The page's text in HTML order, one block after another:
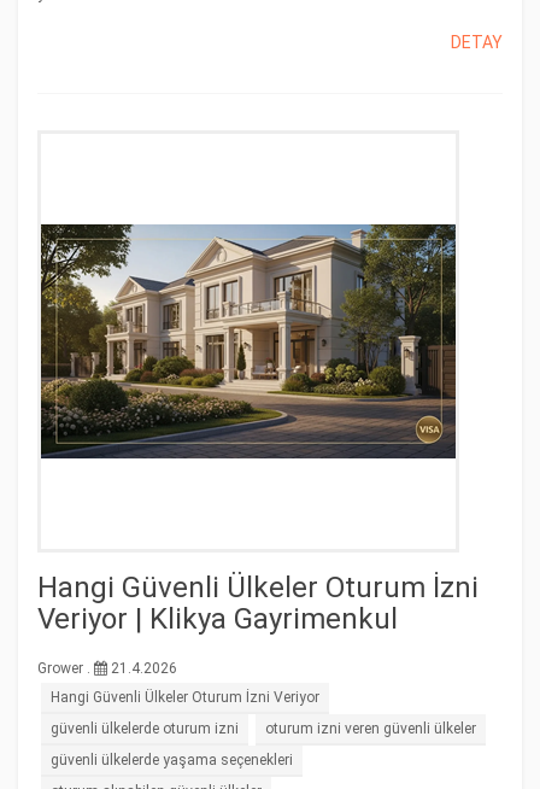
DETAY
Hangi Güvenli Ülkeler Oturum İzni
Veriyor | Klikya Gayrimenkul
Grower .
21.4.2026
Hangi Güvenli Ülkeler Oturum İzni Veriyor
güvenli ülkelerde oturum izni
oturum izni veren güvenli ülkeler
güvenli ülkelerde yaşama seçenekleri